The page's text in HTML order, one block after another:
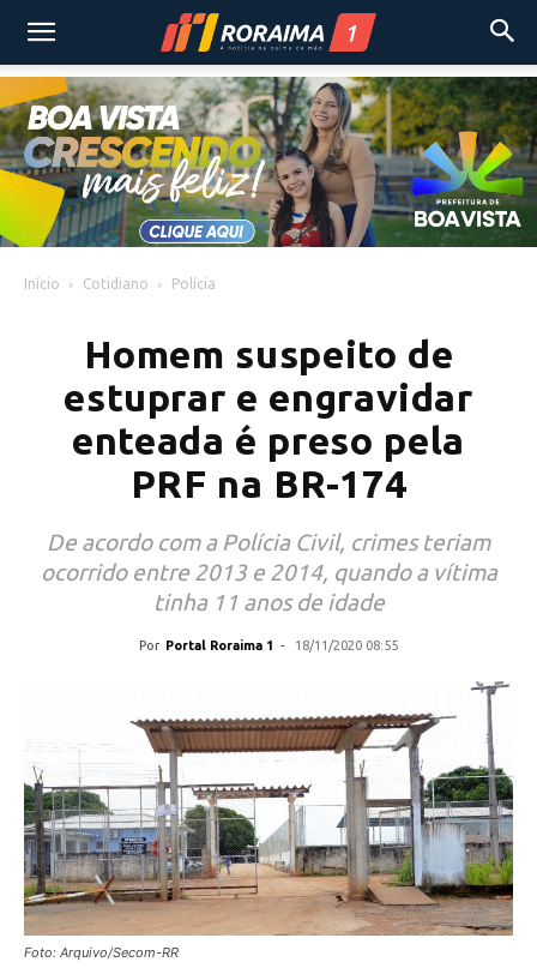
Início Cotidiano Polícia
Homem suspeito de
estuprar e engravidar
enteada é preso pela
PRF na BR-174
De acordo com a Polícia Civil, crimes teriam
ocorrido entre 2013 e 2014, quando a vítima
tinha 11 anos de idade
Por Portal Roraima 1 - 18/11/2020 08:55
Foto: Arquivo/Secom-RR